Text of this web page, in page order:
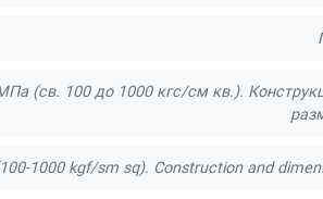
(св. 100 до 1000 кгс/см кв.).
1000 kgf/sm sq). Construction and